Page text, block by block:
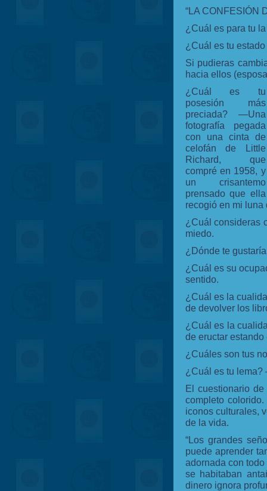
“LA CONFESIÓN
¿Cuál es para tu
¿Cuál es tu
Si pudieras
hacia ellos
¿Cuál es tu
posesión más
preciada? —Una
fotografía pegada
con una cinta de
celofán de Little
Richard, que
compré en 1958, y
un crisantemo
prensado que ella
recogió en mi luna
¿Cuál consideras
miedo.
¿Dónde te
¿Cuál es su
sentido.
¿Cuál es la
de devolver los
¿Cuál es la
de eructar
¿Cuáles son tus
¿Cuál es tu lema?
El cuestionario
completo
iconos culturales,
de la vida.
“Los grandes
puede aprender
adornada con
se habitaban
dinero ignora